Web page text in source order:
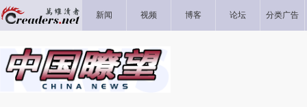
新闻 视频 博客 论坛 分类广告